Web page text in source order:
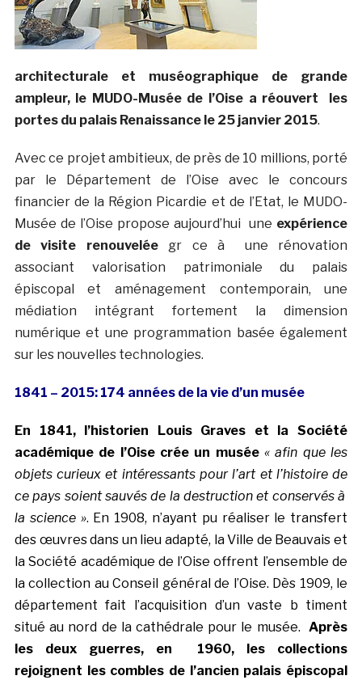
architecturale et muséographique de grande
ampleur, le MUDO-Musée de l’Oise a réouvert les
portes du palais Renaissance le 25 janvier 2015.
Avec ce projet ambitieux, de près de 10 millions, porté
par le Département de l’Oise avec le concours
financier de la Région Picardie et de l’Etat, le MUDO-
Musée de l’Oise propose aujourd’hui une expérience
de visite renouveléegr ce à une rénovation
associant valorisation patrimoniale du palais
épiscopal et aménagement contemporain, une
médiation intégrant fortement la dimension
numérique et une programmation basée également
sur les nouvelles technologies.
1841 – 2015: 174 années de la vie d’un musée
En 1841, l’historien Louis Graves et la Société
académique de l’Oise crée un musée « afin que les
objets curieux et intéressants pour l’art et l’histoire de
ce pays soient sauvés de la destruction et conservés à
la science ». En 1908, n’ayant pu réaliser le transfert
des œuvres dans un lieu adapté, la Ville de Beauvais et
la Société académique de l’Oise offrent l’ensemble de
la collection au Conseil général de l’Oise. Dès 1909, le
département fait l’acquisition d’un vaste b timent
situé au nord de la cathédrale pour le musée.Après
les deux guerres, en 1960, les collections
rejoignent les combles de l’ancien palais épiscopal